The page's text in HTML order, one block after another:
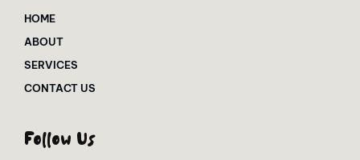
HOME
ABOUT
SERVICES
CONTACT US
Follow Us